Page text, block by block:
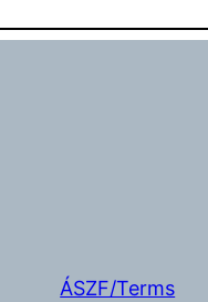
ÁSZF/Terms